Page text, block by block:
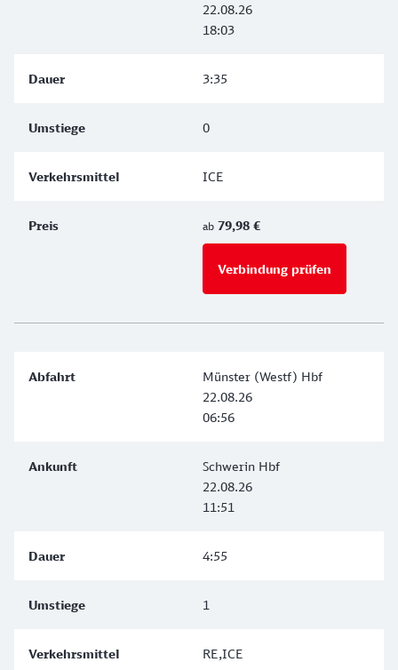
22.08.26
18:03
3:35
0
ICE
ab 79,98 €
Verbindung prüfen
Münster (Westf) Hbf
22.08.26
06:56
Schwerin Hbf
22.08.26
11:51
4:55
1
RE,ICE